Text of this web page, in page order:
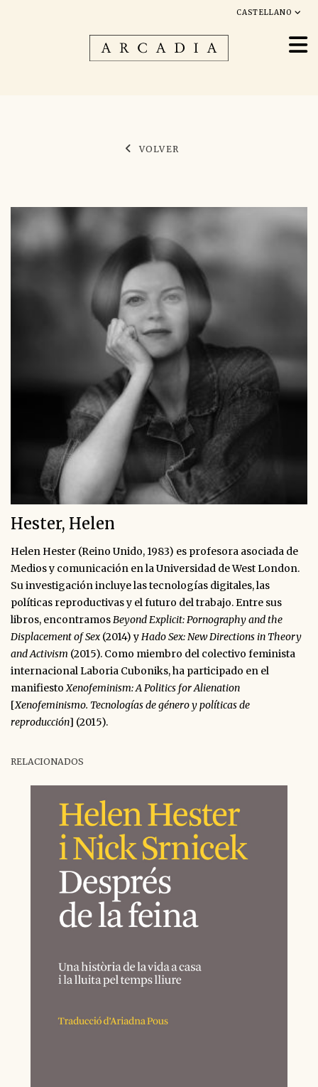
CASTELLANO
VOLVER
Hester, Helen
Helen Hester (Reino Unido, 1983) es profesora asociada de
Medios y comunicación en la Universidad de West London.
Su investigación incluye las tecnologías digitales, las
políticas reproductivas y el futuro del trabajo. Entre sus
libros, encontramosBeyond Explicit: Pornography and the
Displacement of Sex (2014) yHado Sex: New Directions in Theory
and Activism (2015). Como miembro del colectivo feminista
internacional Laboria Cuboniks, ha participado en el
manifiestoXenofeminism: A Politics for Alienation
[Xenofeminismo. Tecnologías de género y políticas de
reproducción] (2015).
RELACIONADOS